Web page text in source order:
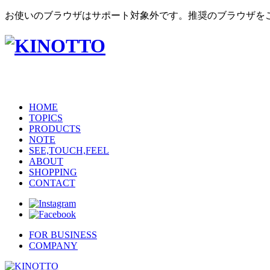
お使いのブラウザはサポート対象外です。推奨のブラウザを
HOME
TOPICS
PRODUCTS
NOTE
SEE,TOUCH,FEEL
ABOUT
SHOPPING
CONTACT
FOR BUSINESS
COMPANY